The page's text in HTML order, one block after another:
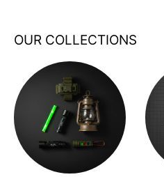
OUR COLLECTIONS